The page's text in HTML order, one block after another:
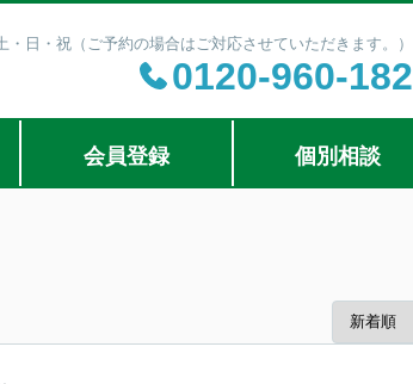
日・祝（ご予約の場合はご対応させていただきます。）
0120-960-182
会員登録 個別相談